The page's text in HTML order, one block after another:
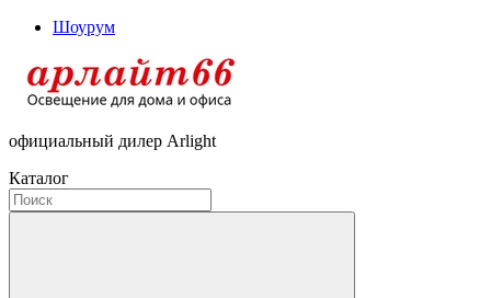
Шоурум
официальный дилер Arlight
Каталог